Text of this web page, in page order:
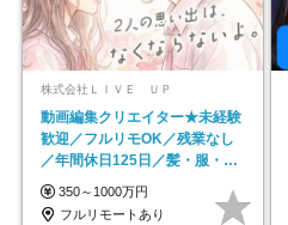
株式会社ＬＩＶＥ ＵＰ
動画編集クリエイター★未経験
歓迎／フルリモOK／残業なし
／年間休日125日／髪・服・ネ
イル自由／研修充実で安心
350～1000万円
フルリモートあり